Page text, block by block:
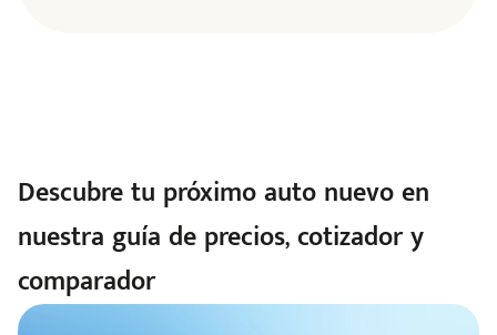
Descubre tu próximo auto nuevo en
nuestra guía de precios, cotizador y
comparador